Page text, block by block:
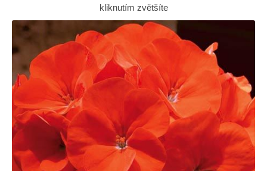
kliknutím zvětšíte